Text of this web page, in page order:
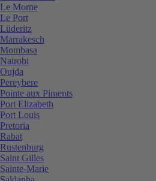
Le Morne
Le Port
Lüderitz
Marrakesch
Mombasa
Nairobi
Oujda
Pereybere
Pointe aux Piments
Port Elizabeth
Port Louis
Pretoria
Rabat
Rustenburg
Saint Gilles
Sainte-Marie